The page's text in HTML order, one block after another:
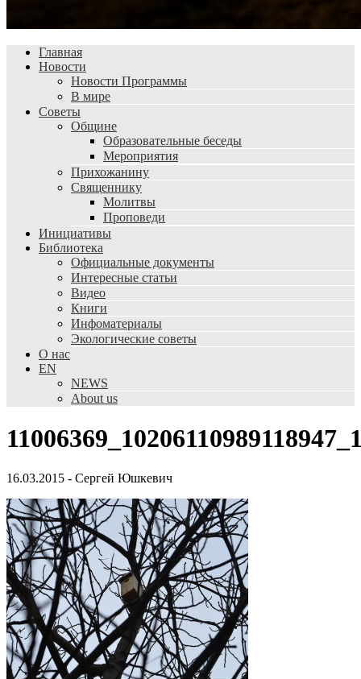
Главная
Новости
Новости Программы
В мире
Советы
Общине
Образовательные беседы
Мероприятия
Прихожанину
Священнику
Молитвы
Проповеди
Инициативы
Библиотека
Официальные документы
Интересные статьи
Видео
Книги
Инфоматериалы
Экологические советы
О нас
EN
NEWS
About us
16.03.2015 - Сергей Юшкевич